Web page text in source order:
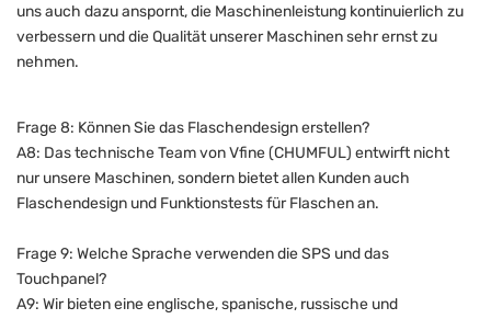
uns auch dazu anspornt, die Maschinenleistung kontinuierlich zu
verbessern und die Qualität unserer Maschinen sehr ernst zu
nehmen.
Frage 8: Können Sie das Flaschendesign erstellen?
A8: Das technische Team von Vfine (CHUMFUL) entwirft nicht
nur unsere Maschinen, sondern bietet allen Kunden auch
Flaschendesign und Funktionstests für Flaschen an.
Frage 9: Welche Sprache verwenden die SPS und das
Touchpanel?
A9: Wir bieten eine englische, spanische, russische und